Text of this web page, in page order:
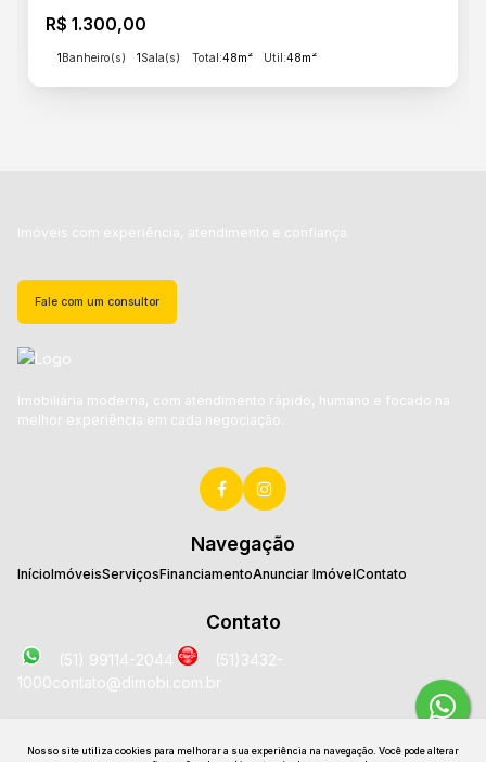
Nosso site utiliza cookies para melhorar a sua experiência na navegação. Você pode alterar
R$ 1.300,00
1Banheiro(s) 1Sala(s) Total:48m² Útil:48m²
Imóveis com experiência, atendimento e confiança.
Fale com um consultor
Imobiliária moderna, com atendimento rápido, humano e focado na
melhor experiência em cada negociação.
Navegação
InícioImóveisServiçosFinanciamentoAnunciar ImóvelContato
Contato
(51) 99114-2044
(51)3432-
1000contato@dimobi.com.br